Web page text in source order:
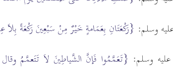
وسلم: {رَكْعَتَانِ بِعَمَامةٍ خَيْرٌ مِنْ سَبْعِينَ رَكْعَةً بِلاَ
وسلم: {تَعَمَّمُوا فَإنَّ الشَّياطِينَ لاَ تَتَعمَّمُ